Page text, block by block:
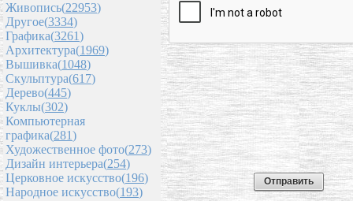
Живопись(22953)
Другое(3334)
Графика(3261)
Архитектура(1969)
Вышивка(1048)
Скульптура(617)
Дерево(445)
Куклы(302)
Компьютерная
графика(281)
Художественное фото(273)
Дизайн интерьера(254)
Церковное искусство(196)
Народное искусство(193)